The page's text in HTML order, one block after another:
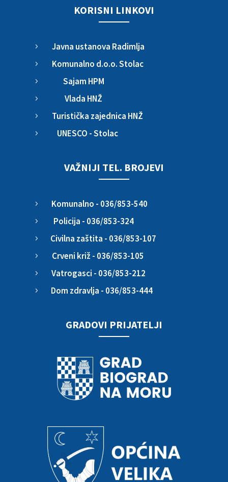
KORISNI LINKOVI
5 Javna ustanova Radimlja
5 Komunalno d.o.o. Stolac
5 Sajam HPM
5 Vlada HNŽ
5 Turistička zajednica HNŽ
5 UNESCO - Stolac
VAŽNIJI TEL. BROJEVI
5 Komunalno - 036/853-540
5 Policija - 036/853-324
5 Civilna zaštita - 036/853-107
5 Crveni križ - 036/853-105
5 Vatrogasci - 036/853-212
5 Dom zdravlja - 036/853-444
GRADOVI PRIJATELJI